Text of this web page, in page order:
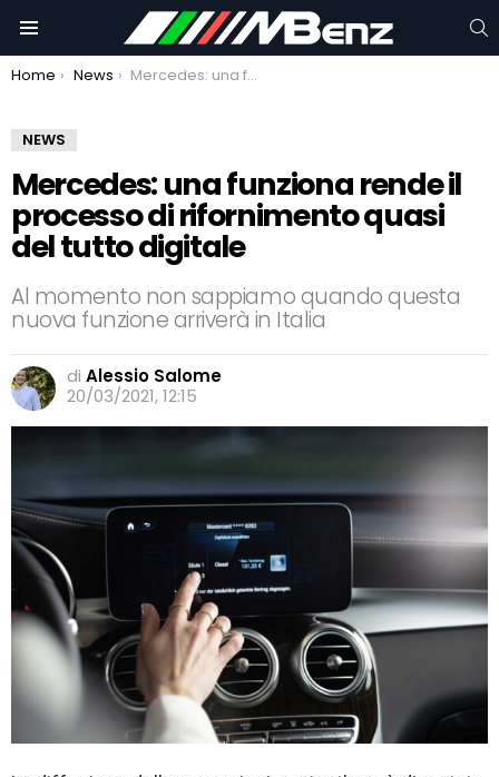
You are here:
Home News Mercedes: una funziona rende il processo di rifornimento quasi del tutto digitale
NEWS
Mercedes: una funziona rende il
processo di rifornimento quasi
del tutto digitale
Al momento non sappiamo quando questa
nuova funzione arriverà in Italia
di Alessio Salome
20/03/2021, 12:15